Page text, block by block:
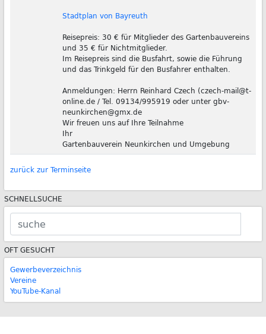
Stadtplan von Bayreuth
Reisepreis: 30 € für Mitglieder des Gartenbauvereins
und 35 € für Nichtmitglieder.
Im Reisepreis sind die Busfahrt, sowie die Führung
und das Trinkgeld für den Busfahrer enthalten.
Anmeldungen: Herrn Reinhard Czech (czech-mail@t-
online.de / Tel. 09134/995919 oder unter gbv-
neunkirchen@gmx.de
Wir freuen uns auf Ihre Teilnahme
Ihr
Gartenbauverein Neunkirchen und Umgebung
zurück zur Terminseite
SCHNELLSUCHE
OFT GESUCHT
Gewerbeverzeichnis
Vereine
YouTube-Kanal